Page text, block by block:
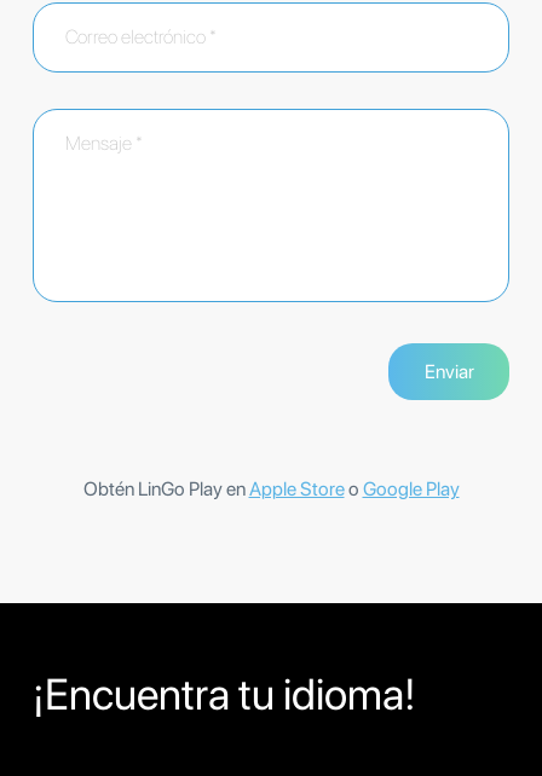
Obtén LinGo Play enApple Storeo Google Play
¡Encuentra tu idioma!